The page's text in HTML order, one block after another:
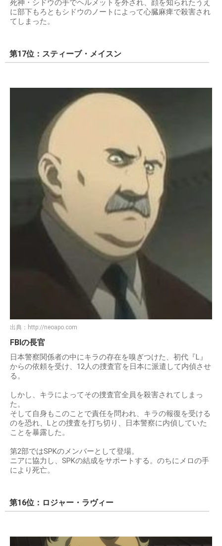
死神・シドウの手でヘルメットを外され、顔を知られたうえ
に部下もろともシドウのノートによって心臓麻痺で殺害され
てしまった。
第17位：スティーブ・メイスン
出典： http://neoapo.com
FBIの長官
日本警察関係者の中にキラの存在を嗅ぎつけた、初代『L』
からの依頼を受け、12人の捜査官を日本に派遣して内偵させ
る。
しかし、キラによってその捜査官全員を殺害されてしまっ
た。
そして自身もこのことで責任を問われ、キラの報復を受ける
のを恐れ、Lとの捜査を打ち切り、日本警察に内偵していた
ことを暴露した。
第2部ではSPKのメンバーとして登場。
ニアに協力し、SPKの結成をサポートする。のちにメロの手
により死亡。
第16位：ロジャー・ラヴィー